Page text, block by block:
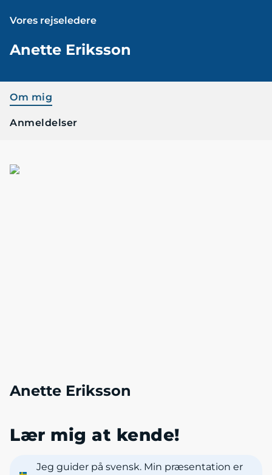
Vores rejseledere
Anette Eriksson
Om mig
Anmeldelser
Anette Eriksson
Lær mig at kende!
Jeg guider på svensk. Min præsentation er